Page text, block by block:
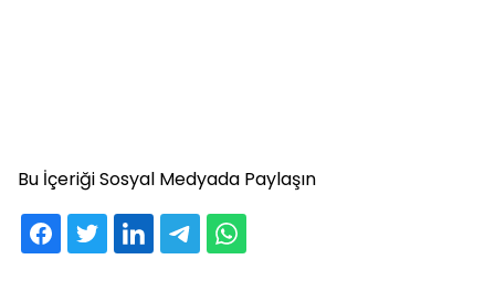
Bu İçeriği Sosyal Medyada Paylaşın